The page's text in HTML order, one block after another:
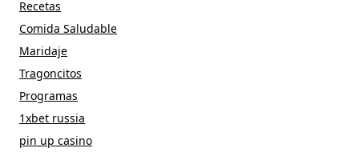
Recetas
Comida Saludable
Maridaje
Tragoncitos
Programas
1xbet russia
pin up casino